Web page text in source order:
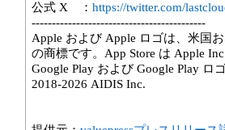
公式 X ： https://twitter.com/
-------------------------------------------
Apple および Apple ロゴは、米国
の商標です。App Store は Apple
Google Play および Google Play ロ
2018-2026 AIDIS Inc.